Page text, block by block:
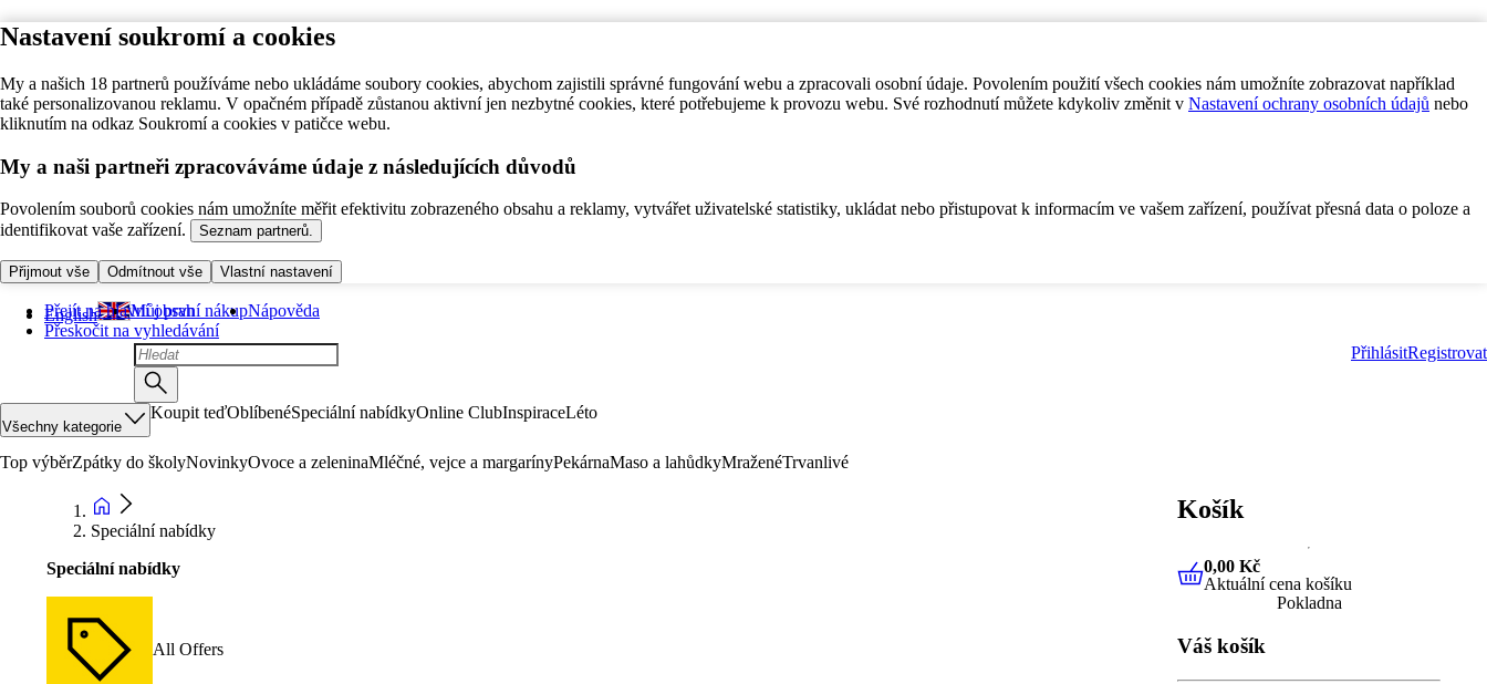
Nastavení soukromí a cookies
My a našich 18 partnerů používáme nebo ukládáme soubory cookies, abychom zajistili správné fungování webu a zpracovali osobní údaje. Povolením použití všech cookies nám umožníte zobrazovat například
také personalizovanou reklamu. V opačném případě zůstanou aktivní jen nezbytné cookies, které potřebujeme k provozu webu. Své rozhodnutí můžete kdykoliv změnit v Nastavení ochrany osobních údajů nebo
kliknutím na odkaz Soukromí a cookies v patičce webu.
My a naši partneři zpracováváme údaje z následujících důvodů
Povolením souborů cookies nám umožníte měřit efektivitu zobrazeného obsahu a reklamy, vytvářet uživatelské statistiky, ukládat nebo přistupovat k informacím ve vašem zařízení, používat přesná data o poloze a
identifikovat vaše zařízení.
Seznam partnerů.
Přijmout vše Odmítnout vše Vlastní nastavení
Přejít na hlavní obsah
Přeskočit na vyhledávání
English Můj první nákupNápověda
PřihlásitRegistrovat
Všechny kategorie
Koupit teďOblíbenéSpeciální nabídkyOnline ClubInspiraceLéto
Top výběrZpátky do školyNovinkyOvoce a zeleninaMléčné, vejce a margarínyPekárnaMaso a lahůdkyMraženéTrvanlivé
Speciální nabídky
Speciální nabídky
All Offers
Košík
0,00 KčAktuální cena košíku
0,00 Kč
Aktuální cena košíku
Pokladna
Váš košík